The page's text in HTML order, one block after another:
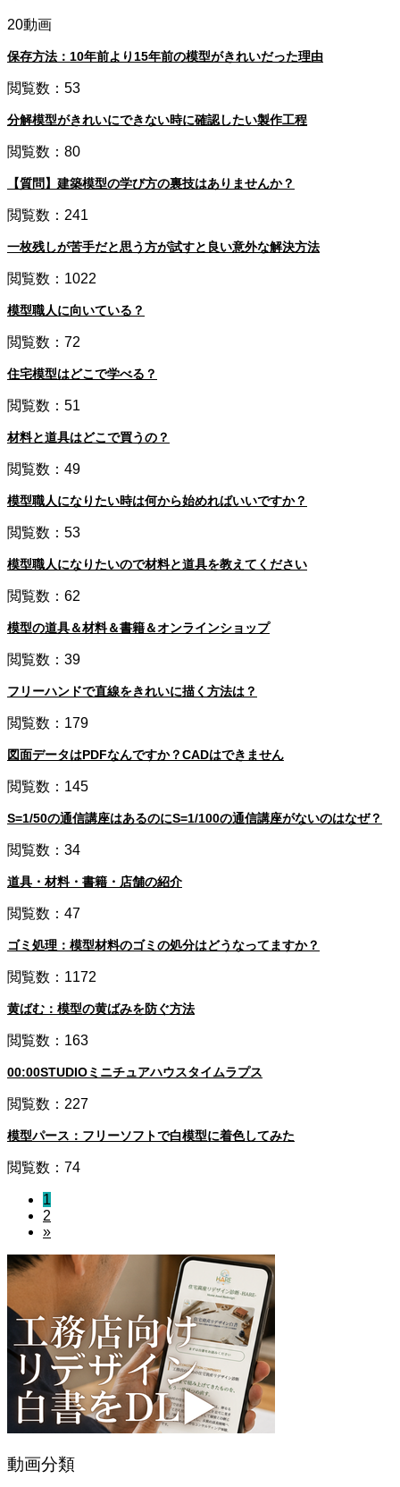
20動画
保存方法：10年前より15年前の模型がきれいだった理由
閲覧数：53
分解模型がきれいにできない時に確認したい製作工程
閲覧数：80
【質問】建築模型の学び方の裏技はありませんか？
閲覧数：241
一枚残しが苦手だと思う方が試すと良い意外な解決方法
閲覧数：1022
模型職人に向いている？
閲覧数：72
住宅模型はどこで学べる？
閲覧数：51
材料と道具はどこで買うの？
閲覧数：49
模型職人になりたい時は何から始めればいいですか？
閲覧数：53
模型職人になりたいので材料と道具を教えてください
閲覧数：62
模型の道具＆材料＆書籍＆オンラインショップ
閲覧数：39
フリーハンドで直線をきれいに描く方法は？
閲覧数：179
図面データはPDFなんですか？CADはできません
閲覧数：145
S=1/50の通信講座はあるのにS=1/100の通信講座がないのはなぜ？
閲覧数：34
道具・材料・書籍・店舗の紹介
閲覧数：47
ゴミ処理：模型材料のゴミの処分はどうなってますか？
閲覧数：1172
黄ばむ：模型の黄ばみを防ぐ方法
閲覧数：163
00:00STUDIOミニチュアハウスタイムラプス
閲覧数：227
模型パース：フリーソフトで白模型に着色してみた
閲覧数：74
1
2
»
動画分類